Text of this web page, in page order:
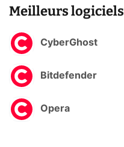
Meilleurs logiciels
CyberGhost
Bitdefender
Opera